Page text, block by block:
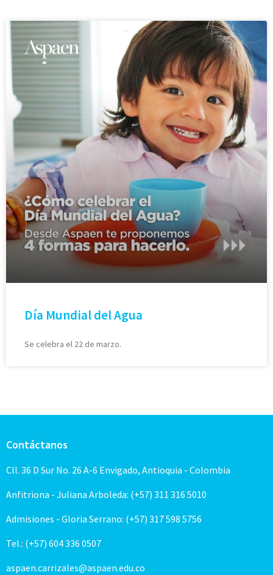
Día Mundial del Agua
Se celebra el 22 de marzo.
Contáctanos
Cll. 36 D Sur No. 26 A-6 Envigado, Antioquia - Colombia
Anfitriona - Juliana Arboleda: (+57) 311 316 5010
Admisiones - Gloria Serrano: (+57) 317 598 5756
Tel.: (+57) 604 336 0507
aspaen.carrizales@aspaen.edu.co